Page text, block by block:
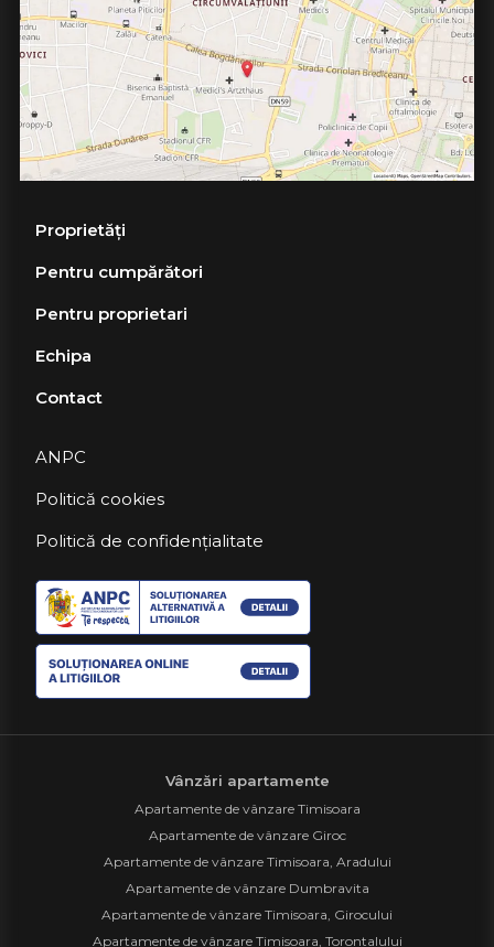
Proprietăți
Pentru cumpărători
Pentru proprietari
Echipa
Contact
ANPC
Politică cookies
Politică de confidențialitate
Vânzări apartamente
Apartamente de vânzare Timisoara
Apartamente de vânzare Giroc
Apartamente de vânzare Timisoara, Aradului
Apartamente de vânzare Dumbravita
Apartamente de vânzare Timisoara, Girocului
Apartamente de vânzare Timisoara, Torontalului